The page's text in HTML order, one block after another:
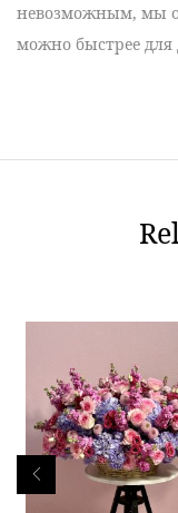
невозможным, мы
можно быстрее для